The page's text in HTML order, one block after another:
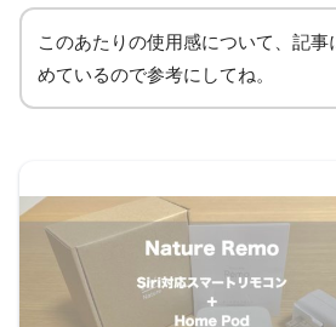
このあたりの使用感について、記事
めているので参考にしてね。